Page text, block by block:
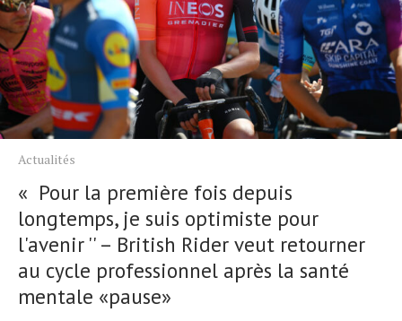
Actualités
« Pour la première fois depuis
longtemps, je suis optimiste pour
l'avenir '' – British Rider veut retourner
au cycle professionnel après la santé
mentale «pause»
À propos